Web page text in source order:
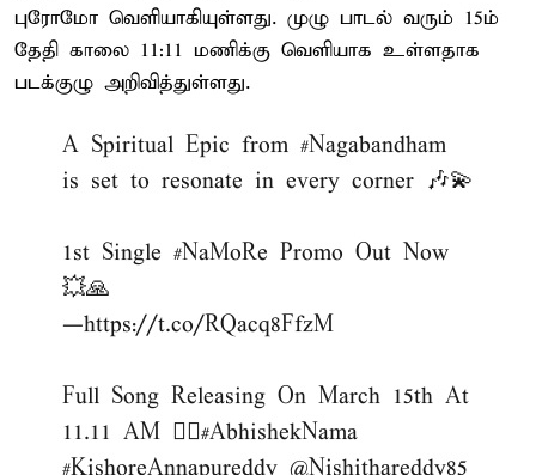
புரோமோ வெளியாகியுள்ளது. முழு பாடல் வரும் 15ம்
தேதி காலை 11:11 மணிக்கு வெளியாக உள்ளதாக
படக்குழு அறிவித்துள்ளது.
A Spiritual Epic from #Nagabandham
is set to resonate in every corner 🎶💫
1st Single #NaMoRe Promo Out Now
💥🙏
—https://t.co/RQacq8FfzM
Full Song Releasing On March 15th At
11.11 AM ❤️‍🔥#AbhishekNama
#KishoreAnnapureddy @Nishithareddy85